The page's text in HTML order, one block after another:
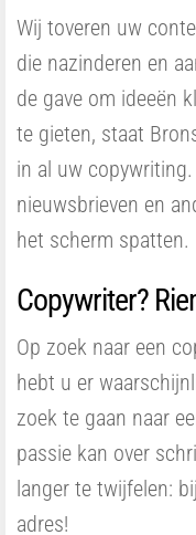
Wij toveren uw
die nazinderen en
de gave om ideeën
te gieten, staat
in al uw
nieuwsbrieven en
het scherm spatten.
Copywriter?
Op zoek naar een
hebt u er
zoek te gaan naar
passie kan over
langer te twijfelen:
adres!